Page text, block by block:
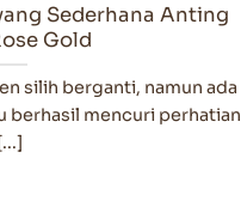
Sederhana Anting
Gold
silih berganti, namun ada
berhasil mencuri perhatian